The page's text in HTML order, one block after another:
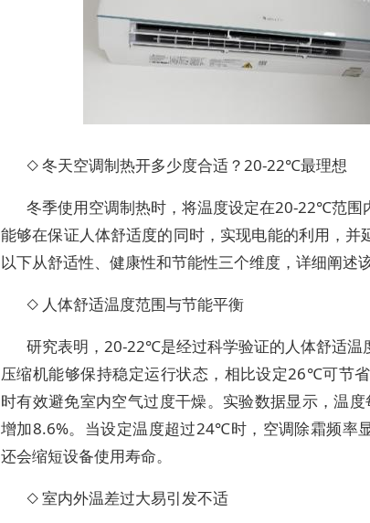
◇ 冬天空调制热开多少度合适？20-22℃最理想
冬季使用空调制热时，将温度设定在20-22℃范围
能够在保证人体舒适度的同时，实现电能的利用，并
以下从舒适性、健康性和节能性三个维度，详细阐述
◇ 人体舒适温度范围与节能平衡
研究表明，20-22℃是经过科学验证的人体舒适温
压缩机能够保持稳定运行状态，相比设定26℃可节
时有效避免室内空气过度干燥。实验数据显示，温
增加8.6%。当设定温度超过24℃时，空调除霜频率
还会缩短设备使用寿命。
◇ 室内外温差过大易引发不适